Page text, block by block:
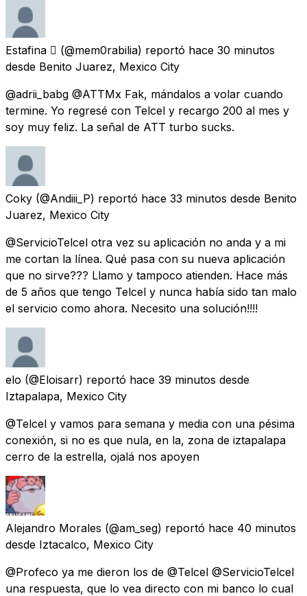
Estafina  (@mem0rabilia) reportó hace 30 minutos
desde Benito Juarez, Mexico City
@adrii_babg @ATTMx Fak, mándalos a volar cuando
termine. Yo regresé con Telcel y recargo 200 al mes y
soy muy feliz. La señal de ATT turbo sucks.
Coky (@Andiii_P) reportó hace 33 minutos desde Benito
Juarez, Mexico City
@ServicioTelcel otra vez su aplicación no anda y a mi
me cortan la línea. Qué pasa con su nueva aplicación
que no sirve??? Llamo y tampoco atienden. Hace más
de 5 años que tengo Telcel y nunca había sido tan malo
el servicio como ahora. Necesito una solución!!!!
elo (@Eloisarr) reportó hace 39 minutos desde
Iztapalapa, Mexico City
@Telcel y vamos para semana y media con una pésima
conexión, si no es que nula, en la, zona de iztapalapa
cerro de la estrella, ojalá nos apoyen
Alejandro Morales (@am_seg) reportó hace 40 minutos
desde Iztacalco, Mexico City
@Profeco ya me dieron los de @Telcel @ServicioTelcel
una respuesta, que lo vea directo con mi banco lo cual